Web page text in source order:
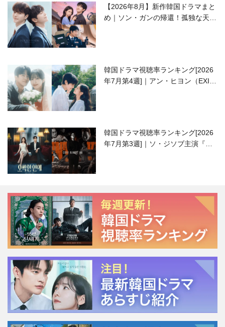
【2026年8月】新作韓国ドラマまと
め｜ソン・ガンの帰還！孤独な天才
韓国ドラマ視聴率ランキング[2026
年7月第4週]｜アン・ヒヨン（EXID
韓国ドラマ視聴率ランキング[2026
年7月第3週]｜ソ・ジソブ主演『エ